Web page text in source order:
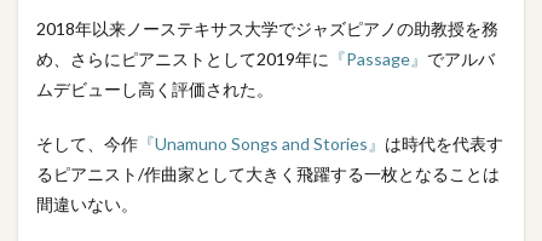
2018年以来ノーステキサス大学でジャズピアノの助教授を務
め、さらにピアニストとして2019年に 『Passage』 でアルバ
ムデビューし高く評価された。
そして、今作 『Unamuno Songs and Stories』 は時代を代表す
るピアニスト/作曲家として大きく飛躍する一枚となることは
間違いない。